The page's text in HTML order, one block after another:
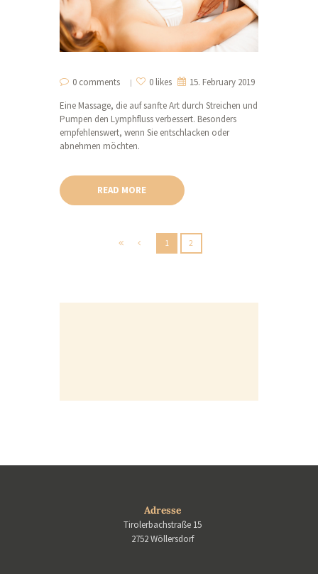
0 comments 0 likes
15. February 2019
Eine Massage, die auf sanfte Art durch Streichen und
Pumpen den Lymphfluss verbessert. Besonders
empfehlenswert, wenn Sie entschlacken oder
abnehmen möchten.
READ MORE
1 2
Adresse
Tirolerbachstraße 15
2752 Wöllersdorf